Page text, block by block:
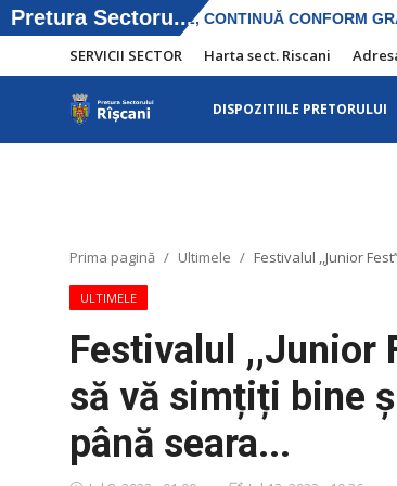
SERVICII SECTOR Harta sect. Riscani
DISPOZITIILE PRETORULUI
Adresa: str. Kiev 3 | tel: +373 (22) 44 10
98 | mail: pretura.riscani@gmail.com
ADMINISTRAŢIA
Transparența
Proiecte
Prima pagină Ultimele Festivalul ,,Junior
ULTIMELE
Festivalul ,,Junior
să vă simțiți bine
până seara...